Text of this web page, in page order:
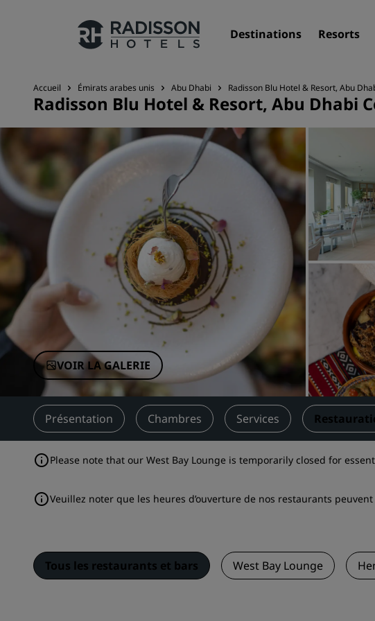
Destinations Resorts
Nos enseignes
Marques Radisson Hotels
Marques affiliées en Chine
Accueil Émirats arabes unis Abu Dhabi Radisson Blu Hotel & Resort, Abu
Radisson Blu Hotel & Resort, Abu Dhabi
VOIR LA GALERIE
Présentation Chambres Services
Please note that our West Bay Lounge is temporarily closed for
Veuillez noter que les heures d’ouverture de nos restaurants
Tous les restaurants et bars West Bay Lounge